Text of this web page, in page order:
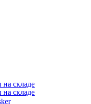
складе
складе